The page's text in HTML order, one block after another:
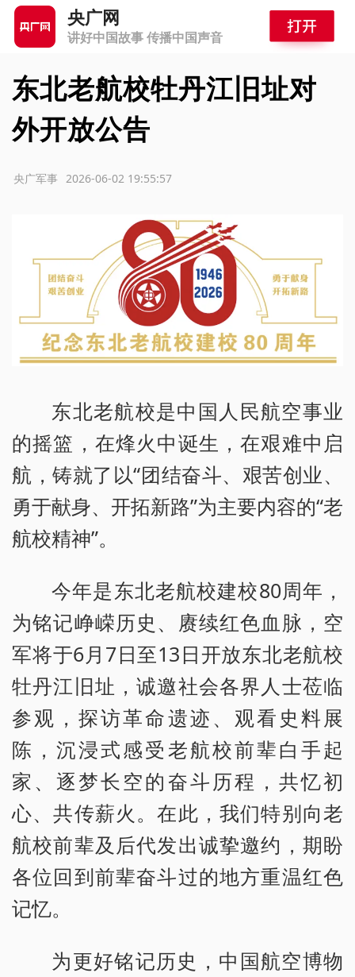
央广网
讲好中国故事 传播中国声音
东北老航校牡丹江旧址对
外开放公告
2026-06-02 19:55:57
央广军事
东北老航校是中国人民航空事业
的摇篮，在烽火中诞生，在艰难中启
航，铸就了以“团结奋斗、艰苦创业、
勇于献身、开拓新路”为主要内容的“老
航校精神”。
今年是东北老航校建校80周年，
为铭记峥嵘历史、赓续红色血脉，空
军将于6月7日至13日开放东北老航校
牡丹江旧址，诚邀社会各界人士莅临
参观，探访革命遗迹、观看史料展
陈，沉浸式感受老航校前辈白手起
家、逐梦长空的奋斗历程，共忆初
心、共传薪火。在此，我们特别向老
航校前辈及后代发出诚挚邀约，期盼
各位回到前辈奋斗过的地方重温红色
记忆。
为更好铭记历史，中国航空博物